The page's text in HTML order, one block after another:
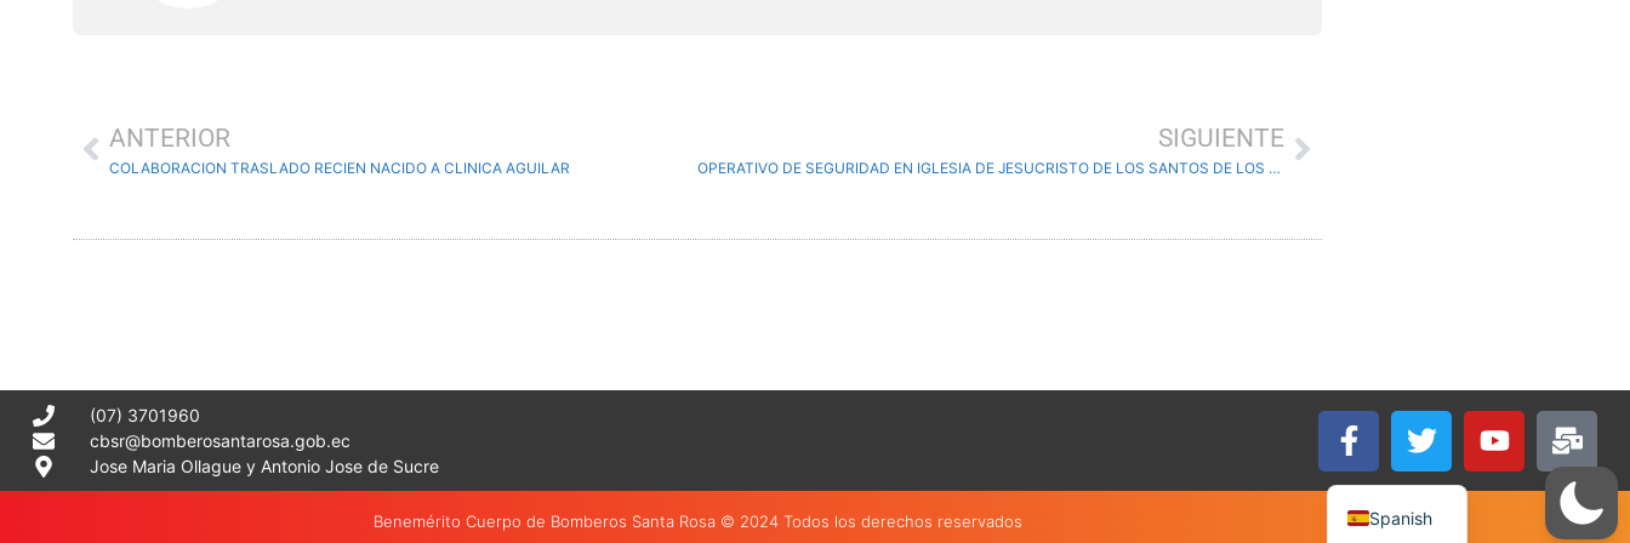
ANTERIOR
COLABORACION TRASLADO RECIEN NACIDO A CLINICA AGUILAR
SIGUIENTE
OPERATIVO DE SEGURIDAD EN IGLESIA DE JESUCRISTO DE LOS SANTOS DE LOS ÚLTIMOS DÍAS – CIUDADELA CENTRAL
(07) 3701960
cbsr@bomberosantarosa.gob.ec
Jose Maria Ollague y Antonio Jose de Sucre
Benemérito Cuerpo de Bomberos Santa Rosa © 2024 Todos los derechos reservados Spanish
English